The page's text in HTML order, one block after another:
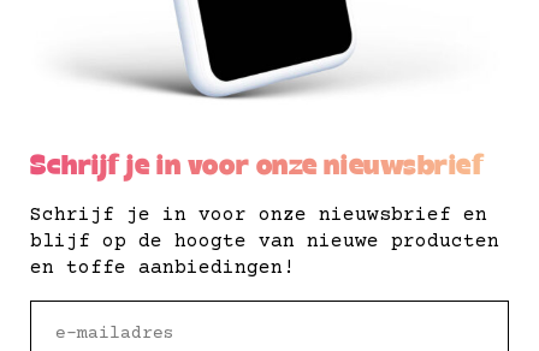
Schrijf je in voor onze nieuwsbrief
Schrijf je in voor onze nieuwsbrief en
blijf op de hoogte van nieuwe producten
en toffe aanbiedingen!